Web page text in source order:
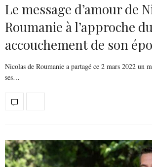
Le message d’amour de
Roumanie à l’approche
accouchement de son
Nicolas de Roumanie a partagé ce 2 mars 2022 un
ses…